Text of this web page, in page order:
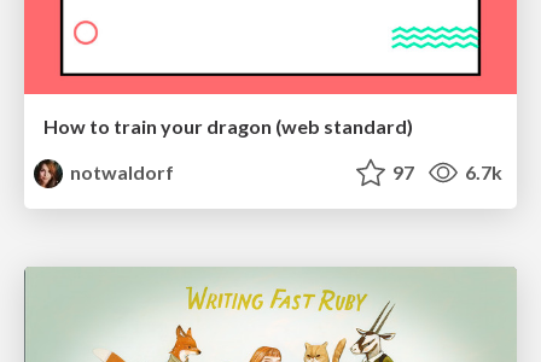
How to train your dragon (web standard)
notwaldorf
97 6.7k